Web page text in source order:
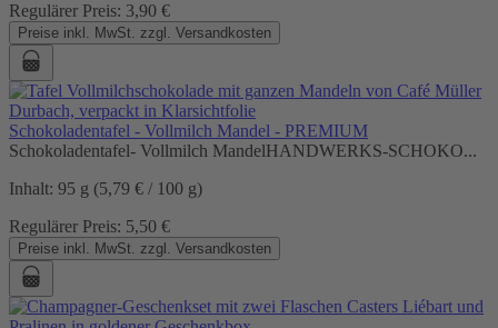
Regulärer Preis: 3,90 €
Preise inkl. MwSt. zzgl. Versandkosten
Schokoladentafel - Vollmilch Mandel - PREMIUM
Schokoladentafel- Vollmilch MandelHANDWERKS-SCHOKO...
Inhalt: 95 g (5,79 € / 100 g)
Regulärer Preis: 5,50 €
Preise inkl. MwSt. zzgl. Versandkosten